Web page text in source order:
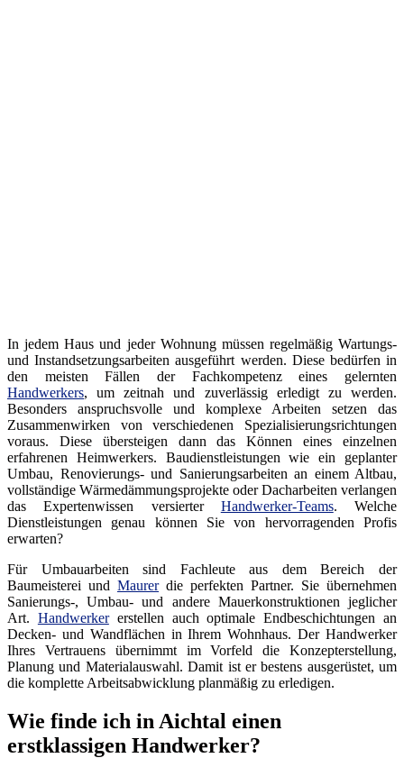
In jedem Haus und jeder Wohnung müssen regelmäßig Wartungs-
und Instandsetzungsarbeiten ausgeführt werden. Diese bedürfen in
den meisten Fällen der Fachkompetenz eines gelernten
Handwerkers, um zeitnah und zuverlässig erledigt zu werden.
Besonders anspruchsvolle und komplexe Arbeiten setzen das
Zusammenwirken von verschiedenen Spezialisierungsrichtungen
voraus. Diese übersteigen dann das Können eines einzelnen
erfahrenen Heimwerkers. Baudienstleistungen wie ein geplanter
Umbau, Renovierungs- und Sanierungsarbeiten an einem Altbau,
vollständige Wärmedämmungsprojekte oder Dacharbeiten verlangen
das Expertenwissen versierter Handwerker-Teams. Welche
Dienstleistungen genau können Sie von hervorragenden Profis
erwarten?
Für Umbauarbeiten sind Fachleute aus dem Bereich der
Baumeisterei und Maurerdie perfekten Partner. Sie übernehmen
Sanierungs-, Umbau- und andere Mauerkonstruktionen jeglicher
Art. Handwerkererstellen auch optimale Endbeschichtungen an
Decken- und Wandflächen in Ihrem Wohnhaus. Der Handwerker
Ihres Vertrauens übernimmt im Vorfeld die Konzepterstellung,
Planung und Materialauswahl. Damit ist er bestens ausgerüstet, um
die komplette Arbeitsabwicklung planmäßig zu erledigen.
Wie finde ich in Aichtal einen
erstklassigen Handwerker?